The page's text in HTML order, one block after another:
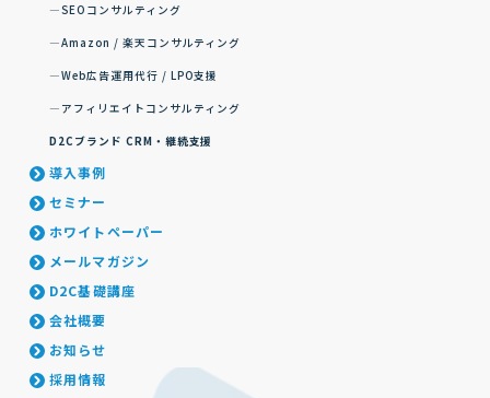
SEOコンサルティング
Amazon / 楽天コンサルティング
Web広告運用代行 / LPO支援
アフィリエイトコンサルティング
D2Cブランド CRM・継続支援
導入事例
セミナー
ホワイトペーパー
メールマガジン
D2C基礎講座
会社概要
お知らせ
採用情報